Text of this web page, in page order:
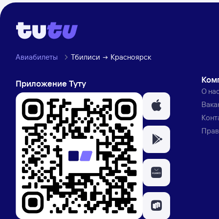
Авиабилеты Тбилиси Красноярск
Приложение Туту
О